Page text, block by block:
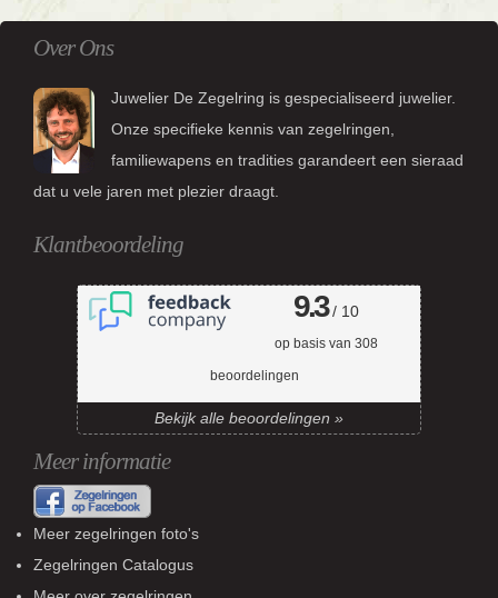
Over Ons
Juwelier De Zegelring is gespecialiseerd juwelier.
Onze specifieke kennis van zegelringen,
familiewapens en tradities garandeert een sieraad
dat u vele jaren met plezier draagt.
Klantbeoordeling
9.3/ 10
op basis van 308
beoordelingen
Bekijk alle beoordelingen »
Meer informatie
Meer zegelringen foto's
Zegelringen Catalogus